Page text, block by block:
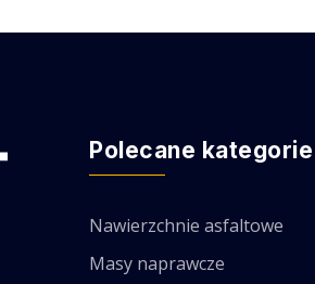
Polecane kategorie
Nawierzchnie asfaltowe
Masy naprawcze